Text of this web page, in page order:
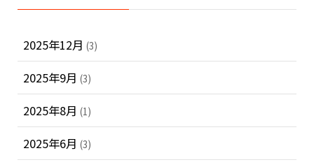
2025年12月 (3)
2025年9月 (3)
2025年8月 (1)
2025年6月 (3)